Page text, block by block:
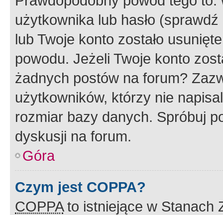
użytkownika lub hasło
lub Twoje konto zostało
powodu. Jeżeli Twoje konto
żadnych postów na forum?
użytkowników, którzy nie
rozmiar bazy danych. Spróbuj
dyskusji na forum.
Góra
Czym jest COPPA?
COPPAto istniejące w Stanach